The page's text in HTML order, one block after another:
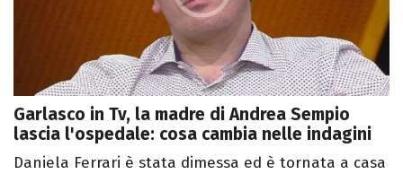
Garlasco in Tv, la madre di Andrea Sempio
lascia l'ospedale: cosa cambia nelle indagini
Daniela Ferrari è stata dimessa ed è tornata a casa